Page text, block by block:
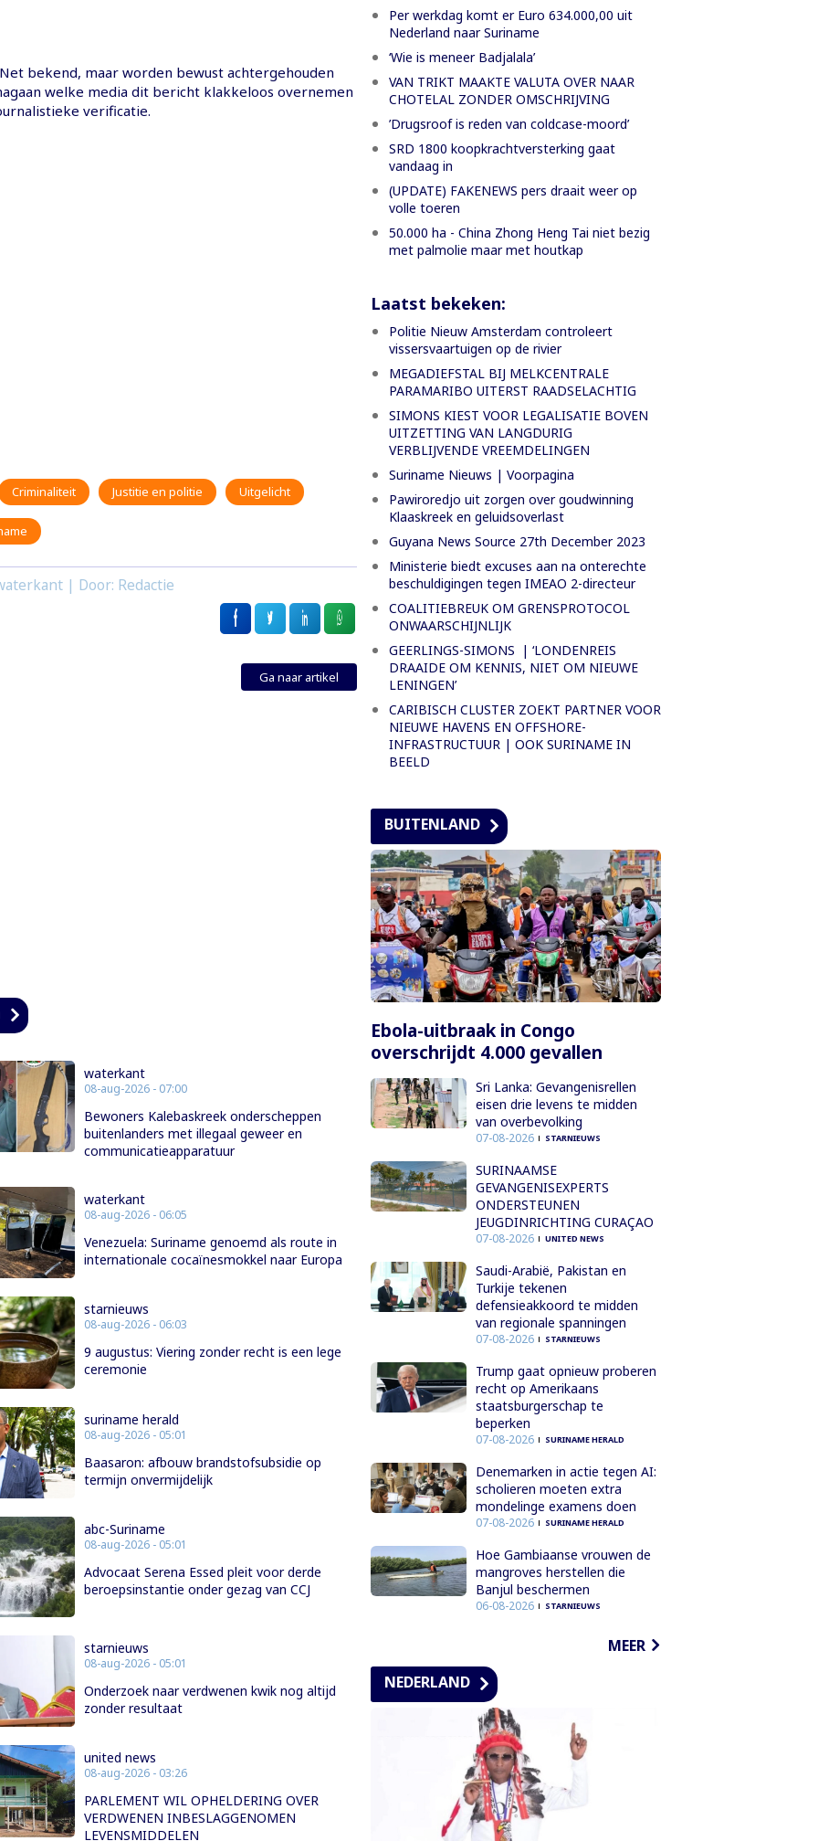
bekend, maar worden bewust achtergehouden
welke media dit bericht klakkeloos overnemen
verificatie.
Criminaliteit Justitie en politie Uitgelicht
| Door: Redactie
Ga naar artikel
waterkant
08-aug-2026 - 07:00
Bewoners Kalebaskreek onderscheppen
buitenlanders met illegaal geweer en
communicatieapparatuur
waterkant
08-aug-2026 - 06:05
Venezuela: Suriname genoemd als route in
internationale cocaïnesmokkel naar Europa
starnieuws
08-aug-2026 - 06:03
9 augustus: Viering zonder recht is een lege
ceremonie
suriname herald
08-aug-2026 - 05:01
Baasaron: afbouw brandstofsubsidie op
termijn onvermijdelijk
abc-Suriname
08-aug-2026 - 05:01
Advocaat Serena Essed pleit voor derde
beroepsinstantie onder gezag van CCJ
starnieuws
08-aug-2026 - 05:01
Onderzoek naar verdwenen kwik nog altijd
zonder resultaat
united news
08-aug-2026 - 03:26
PARLEMENT WIL OPHELDERING OVER
VERDWENEN INBESLAGGENOMEN
LEVENSMIDDELEN
Per werkdag komt er Euro 634.000,00 uit
Nederland naar Suriname
‘Wie is meneer Badjalala’
VAN TRIKT MAAKTE VALUTA OVER NAAR
CHOTELAL ZONDER OMSCHRIJVING
’Drugsroof is reden van coldcase-moord’
SRD 1800 koopkrachtversterking gaat
vandaag in
(UPDATE) FAKENEWS pers draait weer op
volle toeren
50.000 ha - China Zhong Heng Tai niet bezig
met palmolie maar met houtkap
Laatst bekeken:
Politie Nieuw Amsterdam controleert
vissersvaartuigen op de rivier
MEGADIEFSTAL BIJ MELKCENTRALE
PARAMARIBO UITERST RAADSELACHTIG
SIMONS KIEST VOOR LEGALISATIE BOVEN
UITZETTING VAN LANGDURIG
VERBLIJVENDE VREEMDELINGEN
Suriname Nieuws | Voorpagina
Pawiroredjo uit zorgen over goudwinning
Klaaskreek en geluidsoverlast
Guyana News Source 27th December 2023
Ministerie biedt excuses aan na onterechte
beschuldigingen tegen IMEAO 2-directeur
COALITIEBREUK OM GRENSPROTOCOL
ONWAARSCHIJNLIJK
GEERLINGS-SIMONS | ‘LONDENREIS
DRAAIDE OM KENNIS, NIET OM NIEUWE
LENINGEN’
CARIBISCH CLUSTER ZOEKT PARTNER VOOR
NIEUWE HAVENS EN OFFSHORE-
INFRASTRUCTUUR | OOK SURINAME IN
BEELD
BUITENLAND
Ebola-uitbraak in Congo
overschrijdt 4.000 gevallen
Sri Lanka: Gevangenisrellen
eisen drie levens te midden
van overbevolking
07-08-2026 STARNIEUWS
SURINAAMSE
GEVANGENISEXPERTS
ONDERSTEUNEN
JEUGDINRICHTING CURAÇAO
07-08-2026 UNITED NEWS
Saudi-Arabië, Pakistan en
Turkije tekenen
defensieakkoord te midden
van regionale spanningen
07-08-2026 STARNIEUWS
Trump gaat opnieuw proberen
recht op Amerikaans
staatsburgerschap te
beperken
07-08-2026 SURINAME HERALD
Denemarken in actie tegen AI:
scholieren moeten extra
mondelinge examens doen
07-08-2026 SURINAME HERALD
Hoe Gambiaanse vrouwen de
mangroves herstellen die
Banjul beschermen
06-08-2026 STARNIEUWS
MEER
NEDERLAND